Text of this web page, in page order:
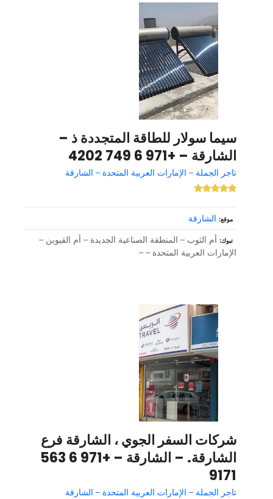
سيما سولار للطاقة المتجددة ذ –
الشارقة – +971 6 749 4202
تاجر الجملة – الإمارات العربية المتحدة – الشارقة
موقع الشارقة
تبوك
أم الثوب – المنطقة الصناعية الجديدة – أم القيوين –
الإمارات العربية المتحدة – –
شركات السفر الجوي ، الشارقة فرع
الشارقة. – الشارقة – +971 6 563
9171
تاجر الجملة – الإمارات العربية المتحدة – الشارقة